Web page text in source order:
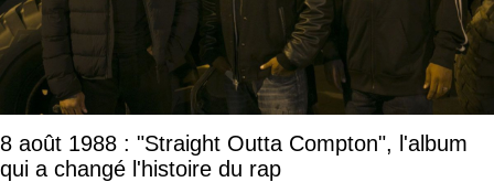
8 août 1988 : "Straight Outta Compton", l'album
qui a changé l'histoire du rap